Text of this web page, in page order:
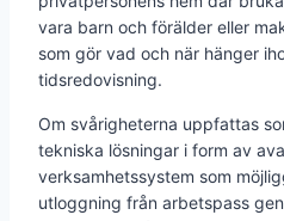
vara barn och förälder eller
som gör vad och när hänger
tidsredovisning.
Om svårigheterna uppfattas
tekniska lösningar i form av
verksamhetssystem som
utloggning från arbetspass